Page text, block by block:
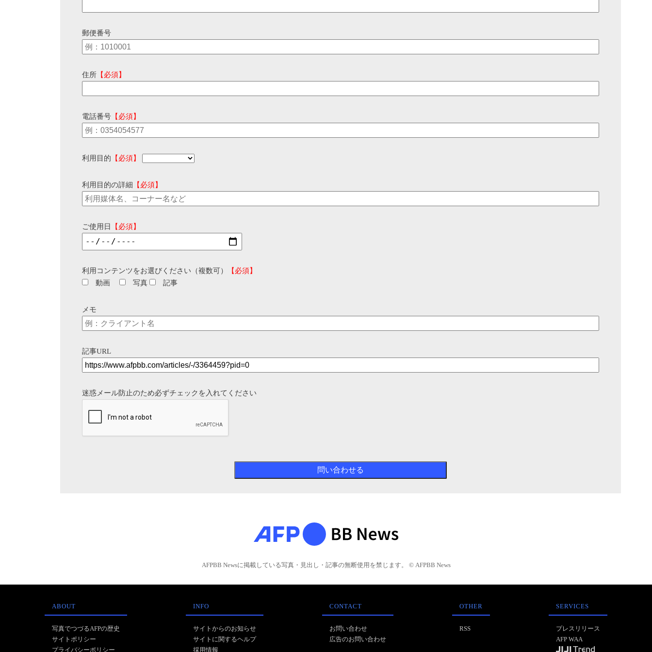
郵便番号
住所 【必須】
電話番号 【必須】
利用目的 【必須】
利用目的の詳細 【必須】
ご使用日 【必須】
利用コンテンツをお選びください（複数可）
【必須】
動画
写真 記事
メモ
記事URL
迷惑メール防止のため必ずチェックを入れてください
AFPBB Newsに掲載している写真・見出し・記事の無断使用を禁じます。 © AFPBB News
ABOUT
写真でつづるAFPの歴史
サイトポリシー
プライバシーポリシー
INFO
サイトからのお知らせ
サイトに関するヘルプ
採用情報
CONTACT
お問い合わせ
広告のお問い合わせ
OTHER
RSS
SERVICES
プレスリリース
AFP WAA